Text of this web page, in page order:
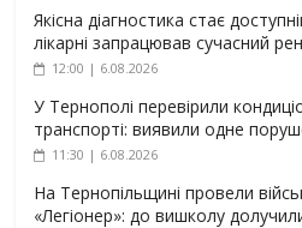
Якісна діагностика стає
лікарні запрацював сучасний
12:00 | 6.08.2026
У Тернополі перевірили
транспорті: виявили одне
11:30 | 6.08.2026
На Тернопільщині провели
«Легіонер»: до вишколу